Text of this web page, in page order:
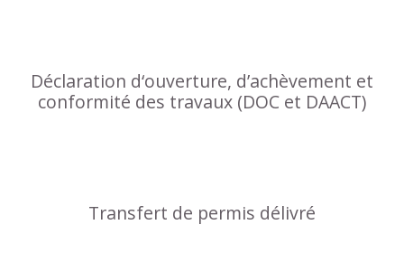
Déclaration d‘ouverture, d’achèvement et
conformité des travaux (DOC et DAACT)
Transfert de permis délivré